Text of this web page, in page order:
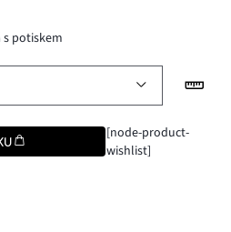
potiskem
[node-product-
wishlist]